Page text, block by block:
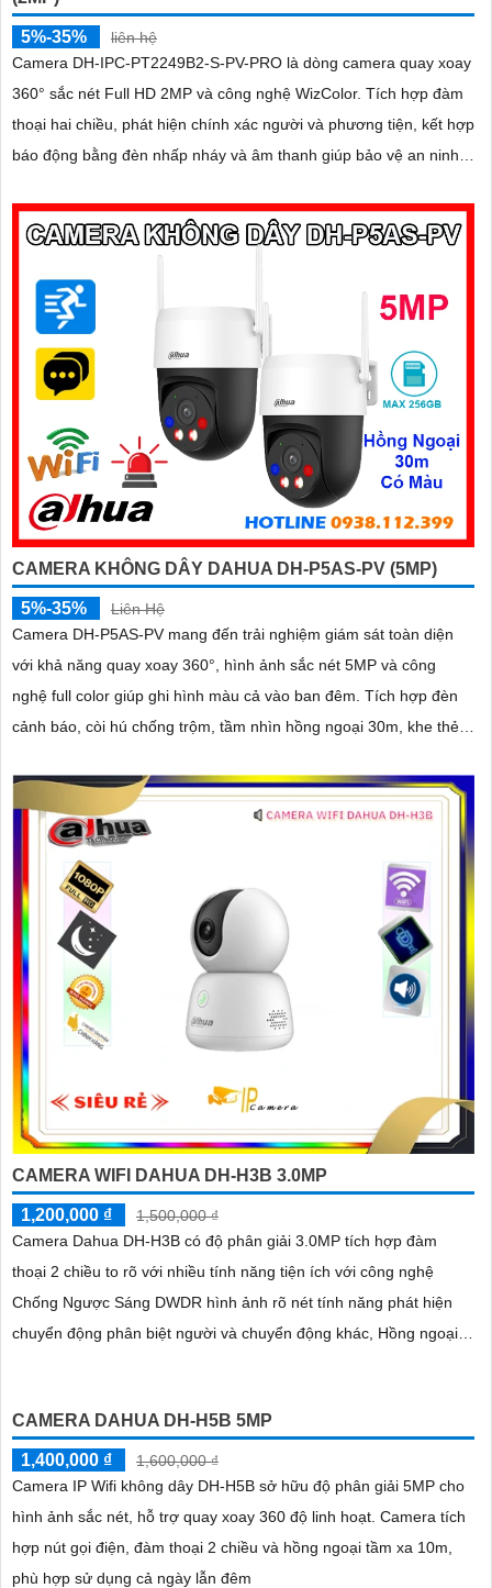
5%-35%
liên hệ
Camera DH-IPC-PT2249B2-S-PV-PRO là dòng camera quay xoay
360° sắc nét Full HD 2MP và công nghệ WizColor. Tích hợp đàm
thoại hai chiều, phát hiện chính xác người và phương tiện, kết hợp
báo động bằng đèn nhấp nháy và âm thanh giúp bảo vệ an ninh
CAMERA KHÔNG DÂY DAHUA DH-P5AS-PV (5MP)
5%-35%
Liên Hệ
Camera DH-P5AS-PV mang đến trải nghiệm giám sát toàn diện
với khả năng quay xoay 360°, hình ảnh sắc nét 5MP và công
nghệ full color giúp ghi hình màu cả vào ban đêm. Tích hợp đèn
cảnh báo, còi hú chống trộm, tầm nhìn hồng ngoại 30m, khe thẻ
ổn định trong mọi điều kiện
CAMERA WIFI DAHUA DH-H3B 3.0MP
1,200,000 ₫
1,500,000 ₫
Camera Dahua DH-H3B có độ phân giải 3.0MP tích hợp đàm
thoại 2 chiều to rõ với nhiều tính năng tiện ích với công nghệ
Chống Ngược Sáng DWDR hình ảnh rõ nét tính năng phát hiện
chuyển động phân biệt người và chuyển động khác, Hồng ngoại
CAMERA DAHUA DH-H5B 5MP
1,400,000 ₫
1,600,000 ₫
Camera IP Wifi không dây DH-H5B sở hữu độ phân giải 5MP cho
hình ảnh sắc nét, hỗ trợ quay xoay 360 độ linh hoạt. Camera tích
hợp nút gọi điện, đàm thoại 2 chiều và hồng ngoại tầm xa 10m,
phù hợp sử dụng cả ngày lẫn đêm